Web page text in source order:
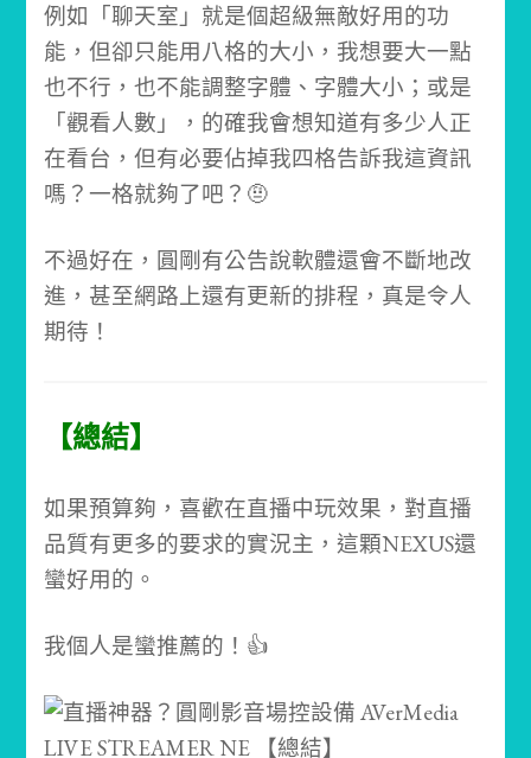
例如「聊天室」就是個超級無敵好用的功
能，但卻只能用八格的大小，我想要大一點
也不行，也不能調整字體、字體大小；或是
「觀看人數」，的確我會想知道有多少人正
在看台，但有必要佔掉我四格告訴我這資訊
嗎？一格就夠了吧？🤨
不過好在，圓剛有公告說軟體還會不斷地改
進，甚至網路上還有更新的排程，真是令人
期待！
【總結】
如果預算夠，喜歡在直播中玩效果，對直播
品質有更多的要求的實況主，這顆NEXUS還
蠻好用的。
我個人是蠻推薦的！👍